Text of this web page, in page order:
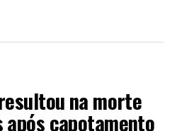
na morte
após capotamento